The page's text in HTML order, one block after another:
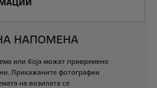
НАПОМЕНА
или боја можат привремено
Прикажаните фотографии
на возилата се